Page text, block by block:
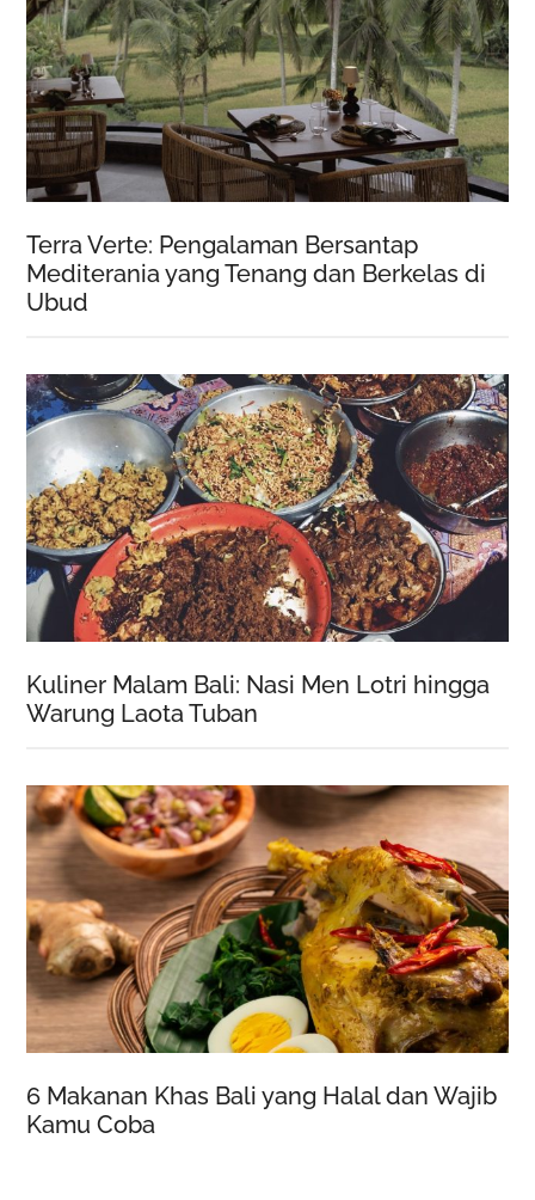
Terra Verte: Pengalaman Bersantap
Mediterania yang Tenang dan Berkelas di
Ubud
Kuliner Malam Bali: Nasi Men Lotri hingga
Warung Laota Tuban
6 Makanan Khas Bali yang Halal dan Wajib
Kamu Coba